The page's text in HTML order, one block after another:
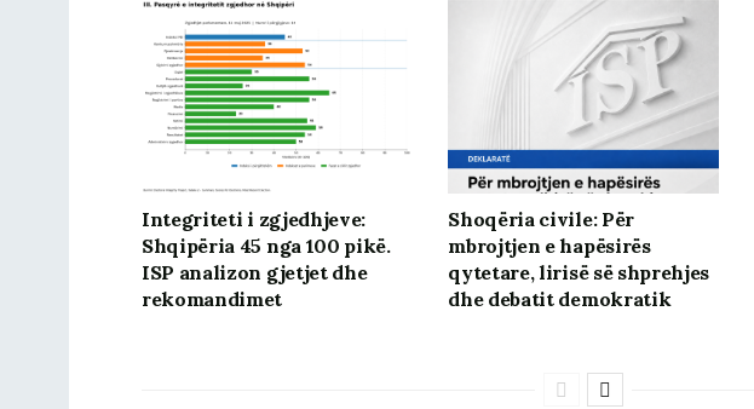
Integriteti i zgjedhjeve:
Shqipëria 45 nga 100 pikë.
ISP analizon gjetjet dhe
rekomandimet
Shoqëria civile: Për
mbrojtjen e hapësirës
qytetare, lirisë së shprehjes
dhe debatit demokratik